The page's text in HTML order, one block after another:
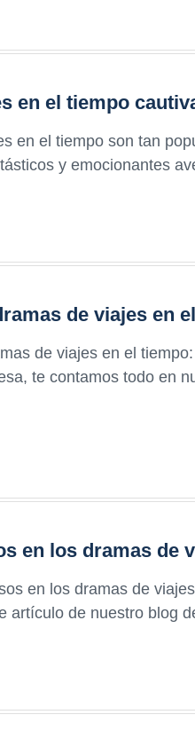
en el tiempo
en el tiempo son tan
y emocionantes
de viajes en
de viajes en el
te contamos todo en
en los dramas de
en los dramas de
artículo de nuestro blog